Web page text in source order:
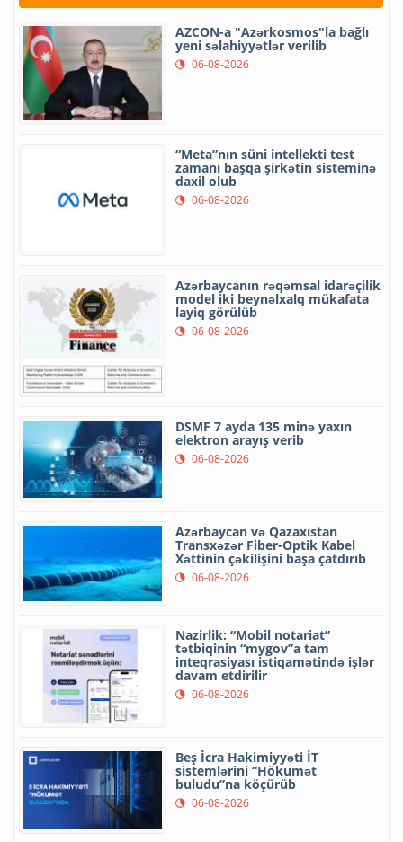
AZCON-a "Azərkosmos"la bağlı
yeni səlahiyyətlər verilib
06-08-2026
“Meta”nın süni intellekti test
zamanı başqa şirkətin sisteminə
daxil olub
06-08-2026
Azərbaycanın rəqəmsal idarəçilik
model iki beynəlxalq mükafata
layiq görülüb
06-08-2026
DSMF 7 ayda 135 minə yaxın
elektron arayış verib
06-08-2026
Azərbaycan və Qazaxıstan
Transxəzər Fiber-Optik Kabel
Xəttinin çəkilişini başa çatdırıb
06-08-2026
Nazirlik: “Mobil notariat”
tətbiqinin “mygov”a tam
inteqrasiyası istiqamətində işlər
davam etdirilir
06-08-2026
Beş İcra Hakimiyyəti İT
sistemlərini “Hökumət
buludu”na köçürüb
06-08-2026